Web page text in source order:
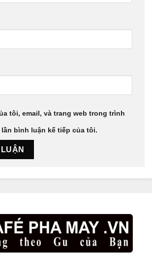
tôi, email, và trang web trong trình
bình luận kế tiếp của tôi.